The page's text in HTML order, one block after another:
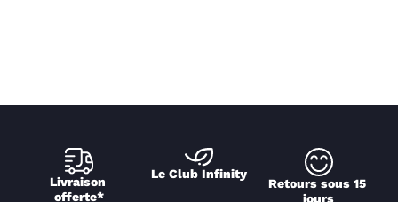
Livraison
offerte*
Le Club Infinity
Retours sous 15
jours